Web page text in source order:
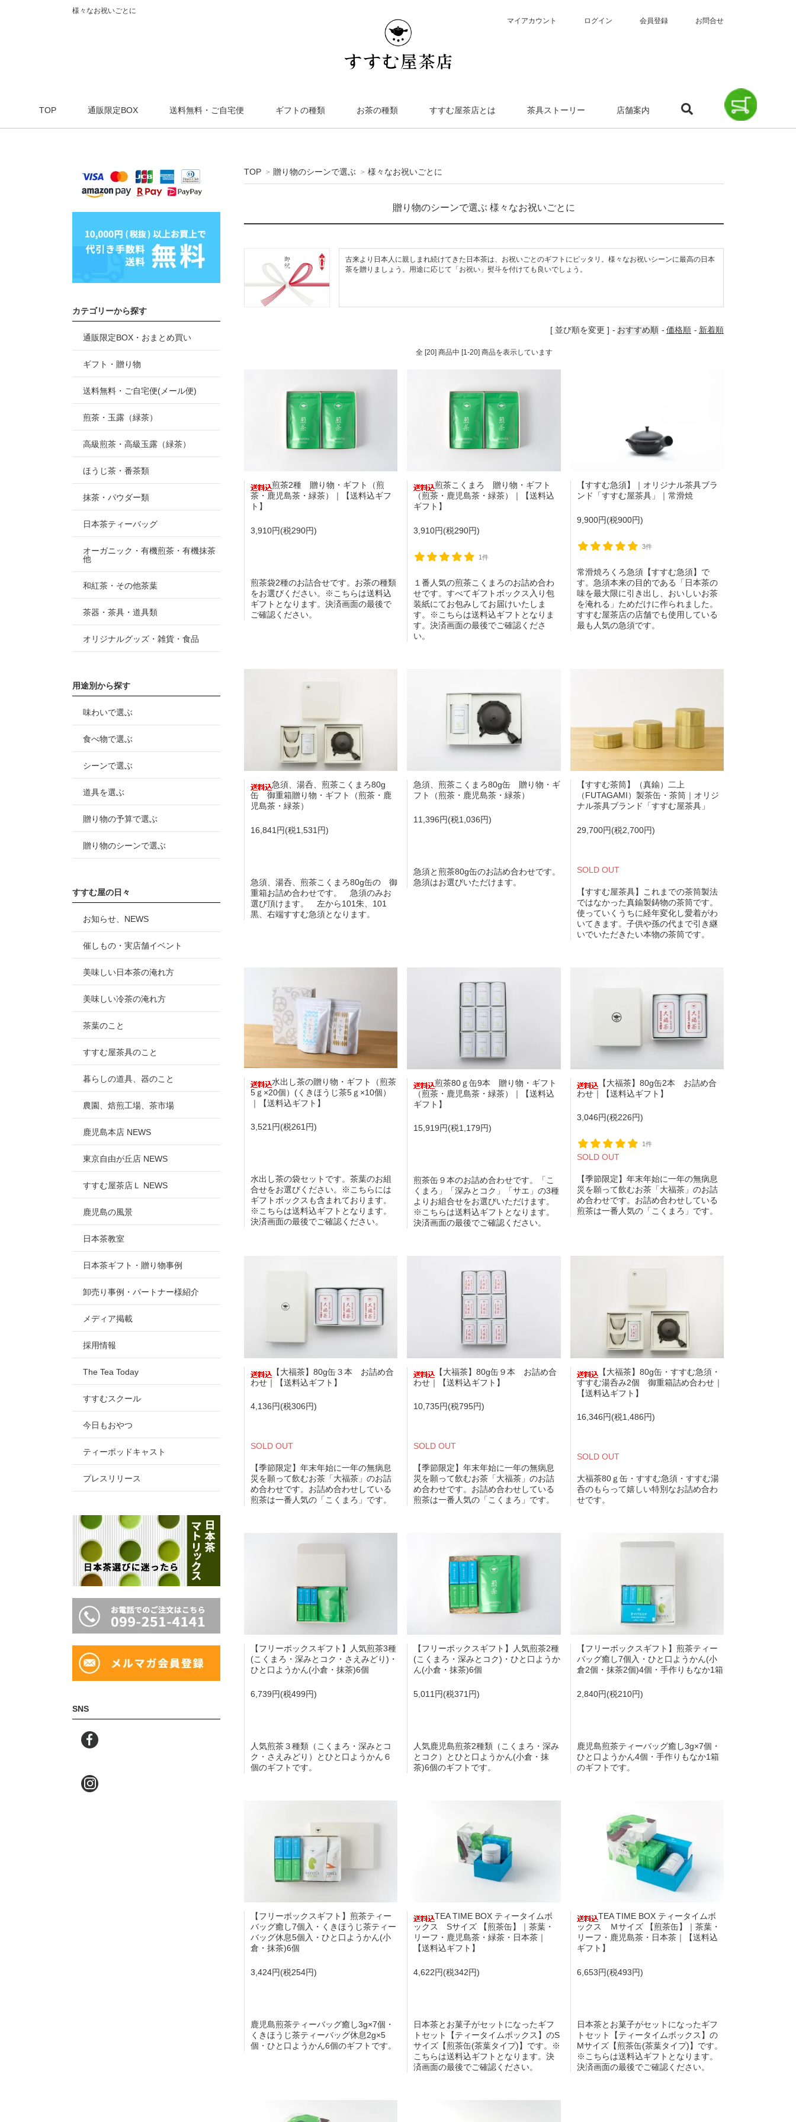
様々なお祝いごとに
マイアカウント
ログイン 会員登録 お問合せ
TOP 通販限定BOX 送料無料・ご自宅便 ギフトの種類 お茶の種類 すすむ屋茶店とは 茶具ストーリー 店舗案内
TOP > 贈り物のシーンで選ぶ > 様々なお祝いごとに
贈り物のシーンで選ぶ 様々なお祝いごとに
古来より日本人に親しまれ続けてきた日本茶は、お祝いごとのギフトにピッタリ。様々なお祝いシーンに最高の日本
茶を贈りましょう。用途に応じて「お祝い」熨斗を付けても良いでしょう。
[ 並び順を変更 ] おすすめ順 価格順 新着順
全 [20] 商品中 [1-20] 商品を表示しています
煎茶2種 贈り物・ギフト（煎
茶・鹿児島茶・緑茶）｜【送料込ギフ
ト】
3,910円(税290円)
煎茶袋2種のお詰合せです。お茶の種類
をお選びください。※こちらは送料込
ギフトとなります。決済画面の最後で
ご確認ください。
煎茶こくまろ 贈り物・ギフト
（煎茶・鹿児島茶・緑茶）｜【送料込
ギフト】
3,910円(税290円)
1件
１番人気の煎茶こくまろのお詰め合わ
せです。すべてギフトボックス入り包
装紙にてお包みしてお届けいたしま
す。※こちらは送料込ギフトとなりま
す。決済画面の最後でご確認くださ
い。
【すすむ急須】｜オリジナル茶具ブラ
ンド「すすむ屋茶具」｜常滑焼
9,900円(税900円)
3件
常滑焼ろくろ急須【すすむ急須】で
す。急須本来の目的である「日本茶の
味を最大限に引き出し、おいしいお茶
を淹れる」ためだけに作られました。
すすむ屋茶店の店舗でも使用している
最も人気の急須です。
急須、湯呑、煎茶こくまろ80g
缶 御重箱贈り物・ギフト（煎茶・鹿
児島茶・緑茶）
16,841円(税1,531円)
急須、湯呑、煎茶こくまろ80g缶の 御
重箱お詰め合わせです。 急須のみお
選び頂けます。 左から101朱、101
黒、右端すすむ急須となります。
急須、煎茶こくまろ80g缶 贈り物・ギ
フト（煎茶・鹿児島茶・緑茶）
11,396円(税1,036円)
急須と煎茶80g缶のお詰め合わせです。
急須はお選びいただけます。
【すすむ茶筒】（真鍮）二上
（FUTAGAMI）製茶缶・茶筒｜オリジ
ナル茶具ブランド「すすむ屋茶具」
29,700円(税2,700円)
SOLD OUT
【すすむ屋茶具】これまでの茶筒製法
ではなかった真鍮製鋳物の茶筒です。
使っていくうちに経年変化し愛着がわ
いてきます。子供や孫の代まで引き継
いでいただきたい本物の茶筒です。
水出し茶の贈り物・ギフト（煎茶
5ｇ×20個）(くきほうじ茶5ｇ×10個）
｜【送料込ギフト】
3,521円(税261円)
水出し茶の袋セットです。茶葉のお組
合せをお選びください。※こちらには
ギフトボックスも含まれております。
※こちらは送料込ギフトとなります。
決済画面の最後でご確認ください。
煎茶80ｇ缶9本 贈り物・ギフト
（煎茶・鹿児島茶・緑茶）｜【送料込
ギフト】
15,919円(税1,179円)
煎茶缶９本のお詰め合わせです。「こ
くまろ」「深みとコク」「サエ」の3種
よりお組合せをお選びいただけます。
※こちらは送料込ギフトとなります。
決済画面の最後でご確認ください。
【大福茶】80g缶2本 お詰め合
わせ｜【送料込ギフト】
3,046円(税226円)
1件
SOLD OUT
【季節限定】年末年始に一年の無病息
災を願って飲むお茶「大福茶」のお詰
め合わせです。お詰め合わせしている
煎茶は一番人気の「こくまろ」です。
【大福茶】80g缶３本 お詰め合
わせ｜【送料込ギフト】
4,136円(税306円)
SOLD OUT
【季節限定】年末年始に一年の無病息
災を願って飲むお茶「大福茶」のお詰
め合わせです。お詰め合わせしている
煎茶は一番人気の「こくまろ」です。
【大福茶】80g缶９本 お詰め合
わせ｜【送料込ギフト】
10,735円(税795円)
SOLD OUT
【季節限定】年末年始に一年の無病息
災を願って飲むお茶「大福茶」のお詰
め合わせです。お詰め合わせしている
煎茶は一番人気の「こくまろ」です。
【大福茶】80g缶・すすむ急須・
すすむ湯呑み2個 御重箱詰め合わせ｜
【送料込ギフト】
16,346円(税1,486円)
SOLD OUT
大福茶80ｇ缶・すすむ急須・すすむ湯
呑のもらって嬉しい特別なお詰め合わ
せです。
【フリーボックスギフト】人気煎茶3種
(こくまろ・深みとコク・さえみどり)・
ひと口ようかん(小倉・抹茶)6個
6,739円(税499円)
人気煎茶３種類（こくまろ・深みとコ
ク・さえみどり）とひと口ようかん６
個のギフトです。
【フリーボックスギフト】人気煎茶2種
(こくまろ・深みとコク)・ひと口ようか
ん(小倉・抹茶)6個
5,011円(税371円)
人気鹿児島煎茶2種類（こくまろ・深み
とコク）とひと口ようかん(小倉・抹
茶)6個のギフトです。
【フリーボックスギフト】煎茶ティー
バッグ癒し7個入・ひと口ようかん(小
倉2個・抹茶2個)4個・手作りもなか1箱
2,840円(税210円)
鹿児島煎茶ティーバッグ癒し3g×7個・
ひと口ようかん4個・手作りもなか1箱
のギフトです。
【フリーボックスギフト】煎茶ティー
バッグ癒し7個入・くきほうじ茶ティー
バッグ休息5個入・ひと口ようかん(小
倉・抹茶)6個
3,424円(税254円)
鹿児島煎茶ティーバッグ癒し3g×7個・
くきほうじ茶ティーバッグ休息2g×5
個・ひと口ようかん6個のギフトです。
TEA TIME BOX ティータイムボ
ックス Sサイズ 【煎茶缶】｜茶葉・
リーフ・鹿児島茶・緑茶・日本茶｜
【送料込ギフト】
4,622円(税342円)
日本茶とお菓子がセットになったギフ
トセット【ティータイムボックス】のS
サイズ【煎茶缶(茶葉タイプ)】です。※
こちらは送料込ギフトとなります。決
済画面の最後でご確認ください。
TEA TIME BOX ティータイムボ
ックス Ｍサイズ 【煎茶缶】｜茶葉・
リーフ・鹿児島茶・日本茶｜【送料込
ギフト】
6,653円(税493円)
日本茶とお菓子がセットになったギフ
トセット【ティータイムボックス】の
Mサイズ【煎茶缶(茶葉タイプ)】です。
※こちらは送料込ギフトとなります。
決済画面の最後でご確認ください。
カテゴリーから探す
通販限定BOX・おまとめ買い
ギフト・贈り物
送料無料・ご自宅便(メール便)
煎茶・玉露（緑茶）
高級煎茶・高級玉露（緑茶）
ほうじ茶・番茶類
抹茶・パウダー類
日本茶ティーバッグ
オーガニック・有機煎茶・有機抹茶
他
和紅茶・その他茶葉
茶器・茶具・道具類
オリジナルグッズ・雑貨・食品
用途別から探す
味わいで選ぶ
食べ物で選ぶ
シーンで選ぶ
道具を選ぶ
贈り物の予算で選ぶ
贈り物のシーンで選ぶ
すすむ屋の日々
お知らせ、NEWS
催しもの・実店舗イベント
美味しい日本茶の淹れ方
美味しい冷茶の淹れ方
茶葉のこと
すすむ屋茶具のこと
暮らしの道具、器のこと
農園、焙煎工場、茶市場
鹿児島本店 NEWS
東京自由が丘店 NEWS
すすむ屋茶店Ｌ NEWS
鹿児島の風景
日本茶教室
日本茶ギフト・贈り物事例
卸売り事例・パートナー様紹介
メディア掲載
採用情報
The Tea Today
すすむスクール
今日もおやつ
ティーポッドキャスト
プレスリリース
SNS